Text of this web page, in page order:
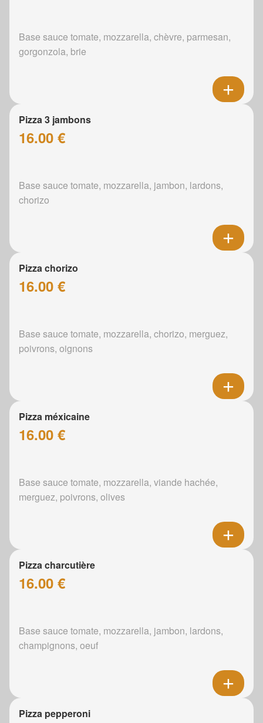
Base sauce tomate, mozzarella, chèvre, parmesan,
gorgonzola, brie
Pizza 3 jambons
16.00 €
Base sauce tomate, mozzarella, jambon, lardons,
chorizo
Pizza chorizo
16.00 €
Base sauce tomate, mozzarella, chorizo, merguez,
poivrons, oignons
Pizza méxicaine
16.00 €
Base sauce tomate, mozzarella, viande hachée,
merguez, poivrons, olives
Pizza charcutière
16.00 €
Base sauce tomate, mozzarella, jambon, lardons,
champignons, oeuf
Pizza pepperoni